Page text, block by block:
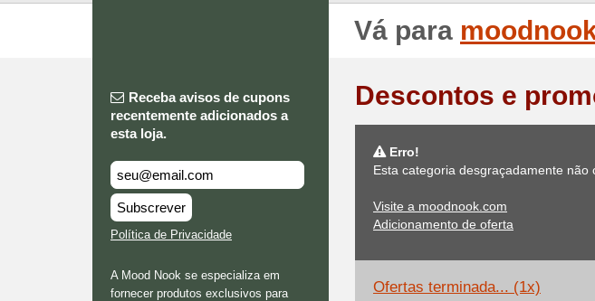
Vá para
Receba avisos de cupons
recentemente adicionados a
esta loja.
Subscrever
Política de Privacidade
A Mood Nook se especializa em
fornecer produtos exclusivos para
Descontos e
Erro!
Esta categoria desgraçadamente não
Visite a moodnook.com
Adicionamento de oferta
Ofertas terminada... (1x)